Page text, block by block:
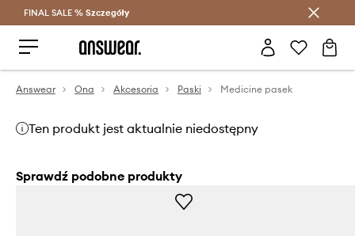
Oszczędzaj z Answear Club >
FINAL SALE % Szczegóły
Answear Ona Akcesoria Paski Medicine pasek
Ten produkt jest aktualnie niedostępny
Sprawdź podobne produkty